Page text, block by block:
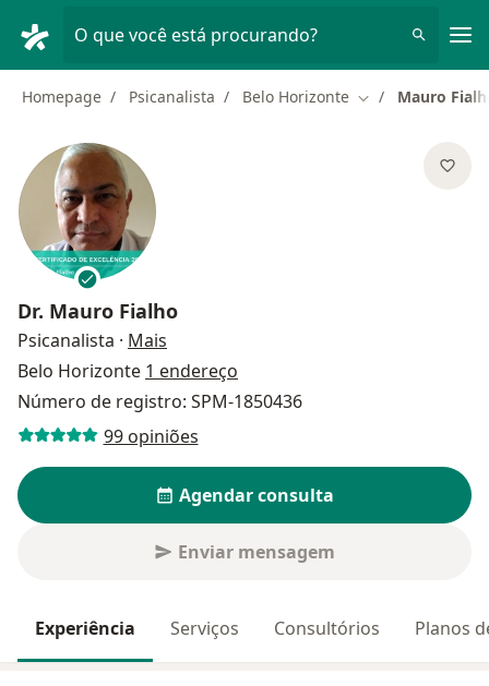
O que você está procurando?
Homepage Psicanalista Belo Horizonte Mudar de cidade
Mauro
Dr. Mauro Fialho
Psicanalista · Mais
Belo Horizonte 1 endereço
Número de registro: SPM-1850436
99 opiniões
Agendar consulta
Enviar mensagem
Experiência Serviços Consultórios Planos